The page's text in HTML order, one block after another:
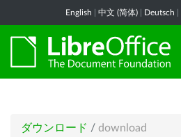
English 中文 (简体) Deutsch
ダウンロード / download